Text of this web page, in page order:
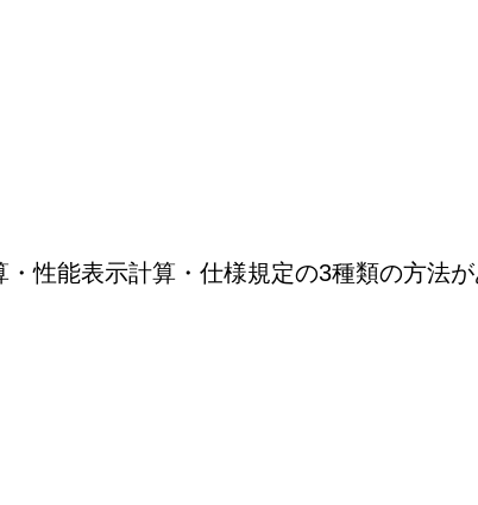
性能表示計算・仕様規定の3種類の方法